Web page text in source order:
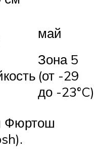
май
Зона 5
(от -29
до -23°C)
Фюртош